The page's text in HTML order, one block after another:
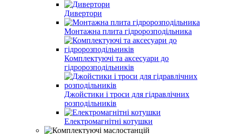
Дивертори
Монтажна плита гідророзподільника
Комплектуючі та аксесуари до
гідророзподільників
Джойстики і троси для гідравлічних
розподільників
Електромагнітні котушки